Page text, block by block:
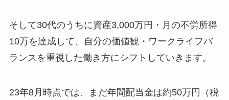
そして30代のうちに資産3,000万円・月の不労所得
10万を達成して、自分の価値観・ワークライフバ
ランスを重視した働き方にシフトしていきます。
23年8月時点では、まだ年間配当金は約50万円（税